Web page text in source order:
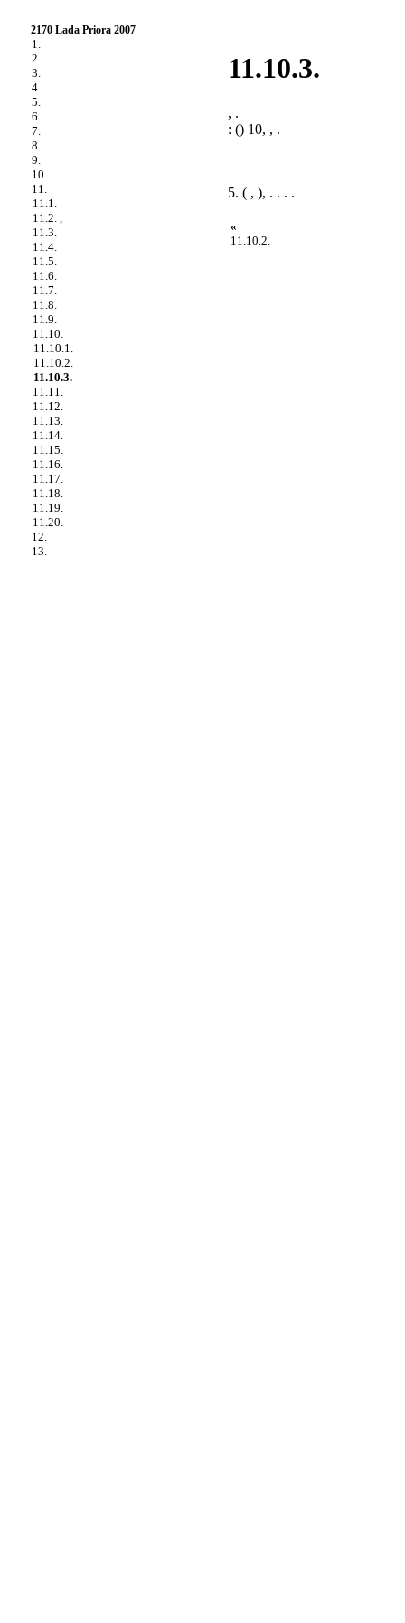
2170 Lada Priora 2007
1.
2.
3.
4.
5.
6.
7.
8.
9.
10.
11.
11.1.
11.2. ,
11.3.
11.4.
11.5.
11.6.
11.7.
11.8.
11.9.
11.10.
11.10.1.
11.10.2.
11.10.3.
11.11.
11.12.
11.13.
11.14.
11.15.
11.16.
11.17.
11.18.
11.19.
11.20.
12.
13.
11.10.3.
, .
: () 10, , .
5. ( , ), . . . .
«
11.10.2.